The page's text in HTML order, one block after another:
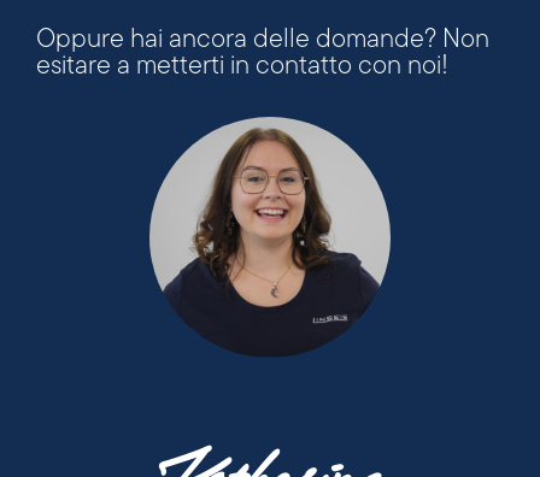
Oppure hai ancora delle domande? Non
esitare a metterti in contatto con noi!